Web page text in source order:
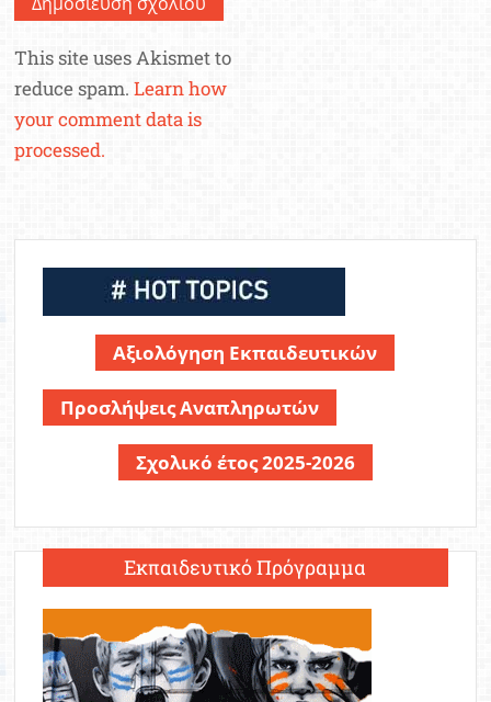
This site uses Akismet to
reduce spam.Learn how
your comment data is
processed.
Αξιολόγηση Εκπαιδευτικών
Προσλήψεις Αναπληρωτών
Σχολικό έτος 2025-2026
Εκπαιδευτικό Πρόγραμμα